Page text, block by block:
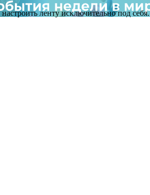
ленту исключительно под себя.